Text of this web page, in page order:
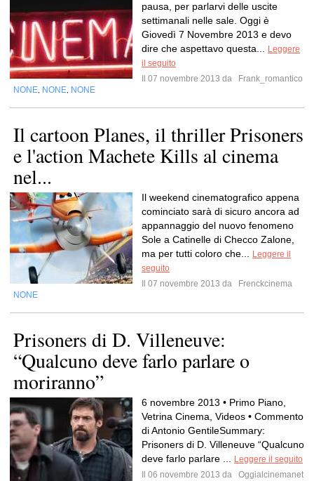
pausa, per parlarvi delle uscite
settimanali nelle sale. Oggi è
Giovedì 7 Novembre 2013 e devo
dire che aspettavo questa...
Leggere
il seguito
Il 07 novembre 2013 da
Frank_romantico
NONE NONE NONE
Il cartoon Planes, il thriller Prisoners
e l'action Machete Kills al cinema
nel...
Il weekend cinematografico appena
cominciato sarà di sicuro ancora ad
appannaggio del nuovo fenomeno
Sole a Catinelle di Checco Zalone,
ma per tutti coloro che...
Leggere il
seguito
Il 07 novembre 2013 da
Frenckcinema
NONE
Prisoners di D. Villeneuve:
“Qualcuno deve farlo parlare o
moriranno”
6 novembre 2013 • Primo Piano,
Vetrina Cinema, Videos • Commento
di Antonio GentileSummary:
Prisoners di D. Villeneuve “Qualcuno
deve farlo parlare ...
Leggere il seguito
Il 06 novembre 2013 da
Oggialcinemanet